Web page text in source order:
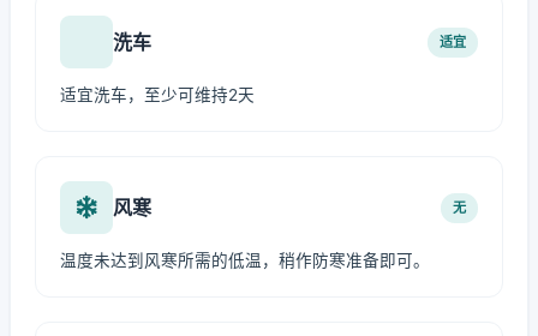
洗车 适宜
适宜洗车，至少可维持2天
风寒 无
温度未达到风寒所需的低温，稍作防寒准备即可。